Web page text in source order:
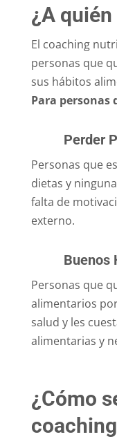
¿A
El coaching
personas que
sus hábitos
Para personas
Perder
Personas que
dietas y
falta de
externo.
Buenos
Personas que
alimentarios
salud y les
alimentarias y
¿Cómo